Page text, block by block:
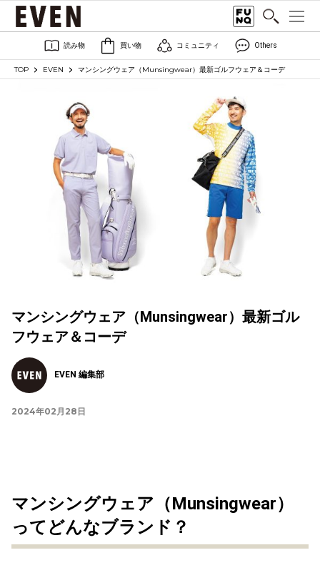
読み物 買い物 コミュニティ Others
TOP EVEN マンシングウェア（Munsingwear）最新ゴルフウェア＆コーデ
マンシングウェア（Munsingwear）最新ゴル
フウェア＆コーデ
EVEN 編集部
2024年02月28日
マンシングウェア（Munsingwear）
ってどんなブランド？